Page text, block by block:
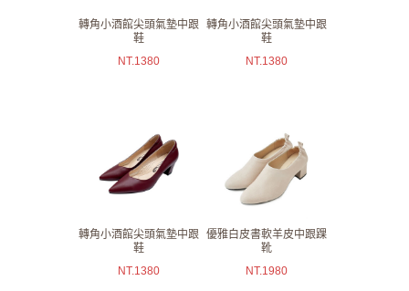
轉角小酒館尖頭氣墊中跟
鞋
NT.1380
轉角小酒館尖頭氣墊中跟
鞋
NT.1380
轉角小酒館尖頭氣墊中跟
鞋
NT.1380
優雅白皮書軟羊皮中跟踝
靴
NT.1980